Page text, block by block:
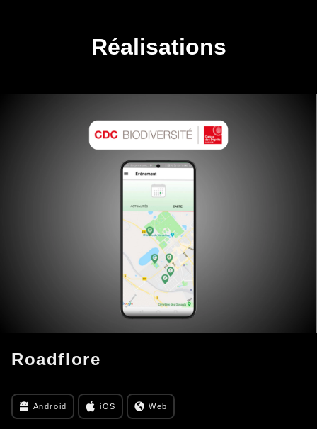
Réalisations
Roadflore
Android iOS Web